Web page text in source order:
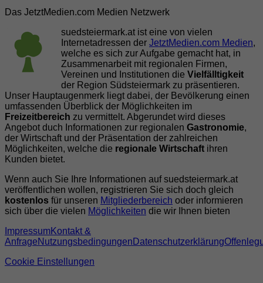
Das JetztMedien.com Medien Netzwerk
suedsteiermark.at ist eine von vielen
Internetadressen der JetztMedien.com Medien,
welche es sich zur Aufgabe gemacht hat, in
Zusammenarbeit mit regionalen Firmen,
Vereinen und Institutionen die Vielfälltigkeit
der Region Südsteiermark zu präsentieren.
Unser Hauptaugenmerk liegt dabei, der Bevölkerung einen
umfassenden Überblick der Möglichkeiten im
Freizeitbereich zu vermittelt. Abgerundet wird dieses
Angebot duch Informationen zur regionalen Gastronomie,
der Wirtschaft und der Präsentation der zahlreichen
Möglichkeiten, welche die regionale Wirtschaft ihren
Kunden bietet.
Wenn auch Sie Ihre Informationen auf suedsteiermark.at
veröffentlichen wollen, registrieren Sie sich doch gleich
kostenlos für unseren Mitgliederbereich oder informieren
sich über die vielen Möglichkeiten die wir Ihnen bieten
ImpressumKontakt &
AnfrageNutzungsbedingungen Datenschutzerklärung
Cookie Einstellungen